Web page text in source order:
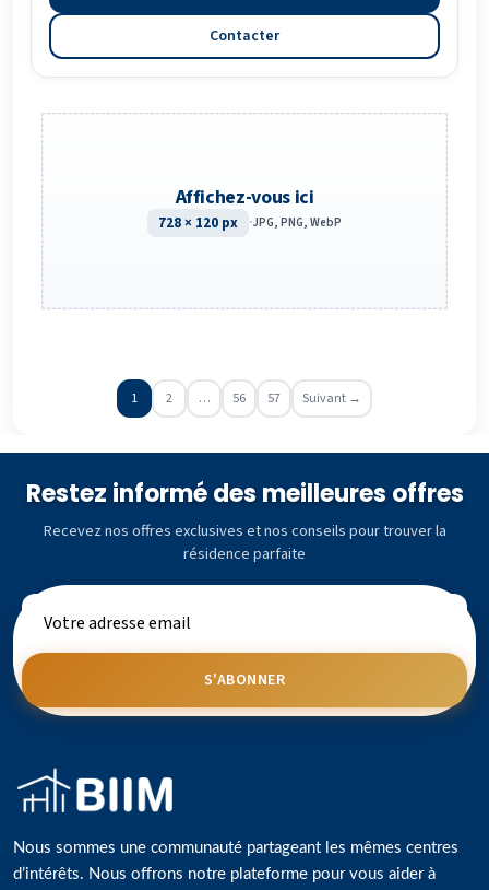
Contacter
Affichez-vous ici
728 × 120 px ·JPG, PNG, WebP
1 2 … 56 57 Suivant →
Restez informé des meilleures offres
Recevez nos offres exclusives et nos conseils pour trouver la
résidence parfaite
S'ABONNER
Nous sommes une communauté partageant les mêmes centres
d’intérêts. Nous offrons notre plateforme pour vous aider à